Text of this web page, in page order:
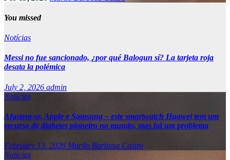
You missed
Notícias
Messi no fue sancionado, ¿por qué Balogun sí? La tarjeta roja
desata la polémica
July 2, 2026 admin
Notícias
Afastem-se, Apple e Samsung – este smartwatch Huawei tem um
recurso de diabetes pioneiro no mundo, mas há um problema
February 13, 2026 Murilo Barbosa Castro
Notícias